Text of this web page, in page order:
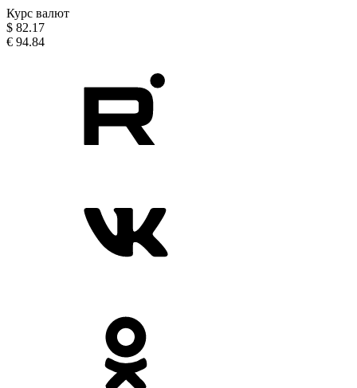
Курс валют
$ 82.17
€ 94.84